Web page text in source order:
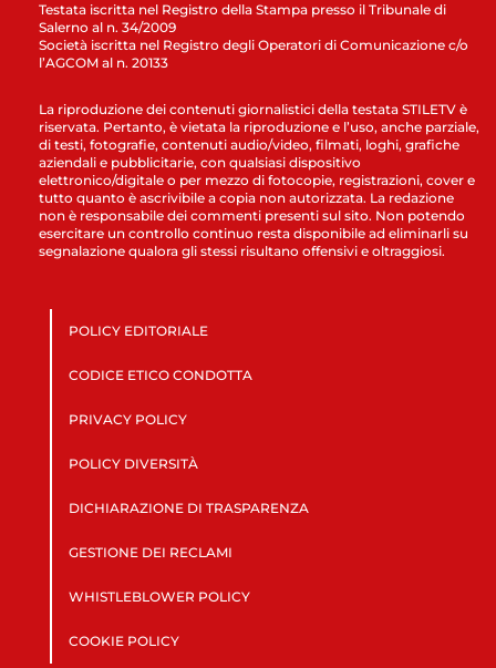
Testata iscritta nel Registro della Stampa presso il Tribunale di
Salerno al n. 34/2009
Società iscritta nel Registro degli Operatori di Comunicazione c/o
l’AGCOM al n. 20133
La riproduzione dei contenuti giornalistici della testata STILETV è
riservata. Pertanto, è vietata la riproduzione e l’uso, anche parziale,
di testi, fotografie, contenuti audio/video, filmati, loghi, grafiche
aziendali e pubblicitarie, con qualsiasi dispositivo
elettronico/digitale o per mezzo di fotocopie, registrazioni, cover e
tutto quanto è ascrivibile a copia non autorizzata. La redazione
non è responsabile dei commenti presenti sul sito. Non potendo
esercitare un controllo continuo resta disponibile ad eliminarli su
segnalazione qualora gli stessi risultano offensivi e oltraggiosi.
POLICY EDITORIALE
CODICE ETICO CONDOTTA
PRIVACY POLICY
POLICY DIVERSITÀ
DICHIARAZIONE DI TRASPARENZA
GESTIONE DEI RECLAMI
WHISTLEBLOWER POLICY
COOKIE POLICY